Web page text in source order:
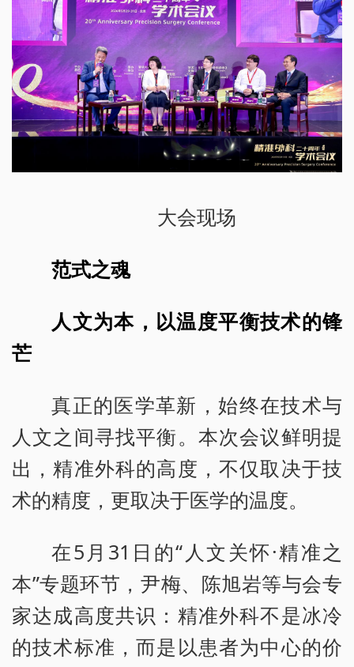
大会现场
范式之魂
人文为本，以温度平衡技术的锋
芒
真正的医学革新，始终在技术与
人文之间寻找平衡。本次会议鲜明提
出，精准外科的高度，不仅取决于技
术的精度，更取决于医学的温度。
在5月31日的“人文关怀·精准之
本”专题环节，尹梅、陈旭岩等与会专
家达成高度共识：精准外科不是冰冷
的技术标准，而是以患者为中心的价